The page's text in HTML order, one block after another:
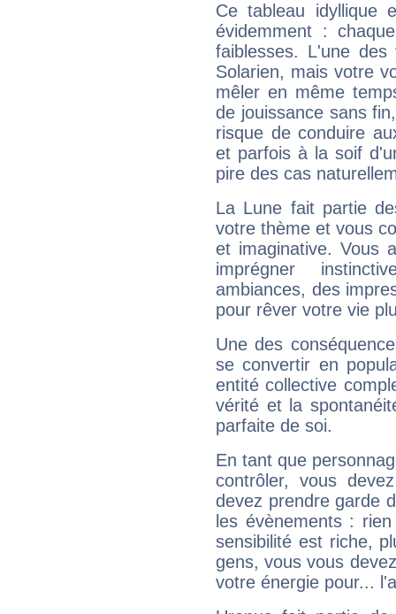
Ce tableau idyllique
évidemment :
faiblesses. L'une
Solarien, mais votre
mêler en même
de jouissance sans
risque de conduire
et parfois à la soif
pire des cas
La Lune fait partie
votre thème et vous
et imaginative. Vous
imprégner
ambiances, des
pour rêver votre vie
Une des
se convertir en
entité collective
vérité et la
parfaite de soi.
En tant que
contrôler, vous
devez prendre garde
les évènements :
sensibilité est riche,
gens, vous vous
votre énergie pour...